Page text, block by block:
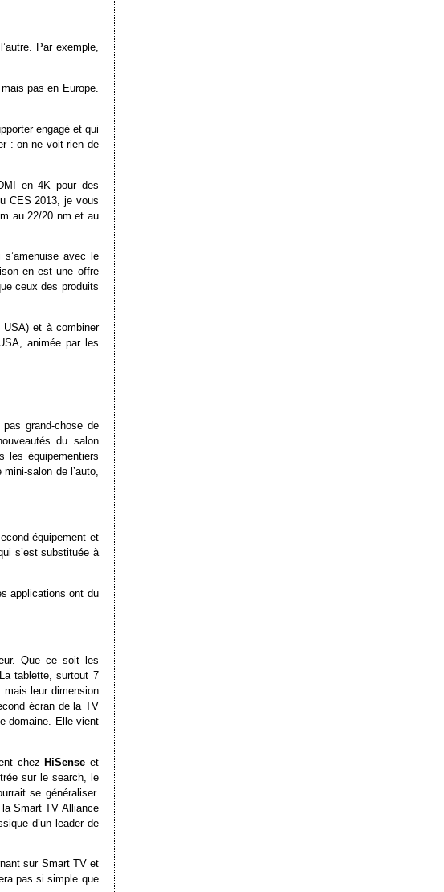
Par exemple,
pas en Europe.
engagé et qui
: on ne voit rien de
en 4K pour des
CES 2013, je vous
au 22/20 nm et au
avec le
en est une offre
ceux des produits
USA) et à combiner
animée par les
grand-chose de
du salon
les équipementiers
salon de l’auto,
équipement et
s’est substituée à
applications ont du
Que ce soit les
tablette, surtout 7
mais leur dimension
écran de la TV
domaine. Elle vient
chezHiSense et
sur le search, le
se généraliser.
la Smart TV Alliance
d’un leader de
sur Smart TV et
pas si simple que